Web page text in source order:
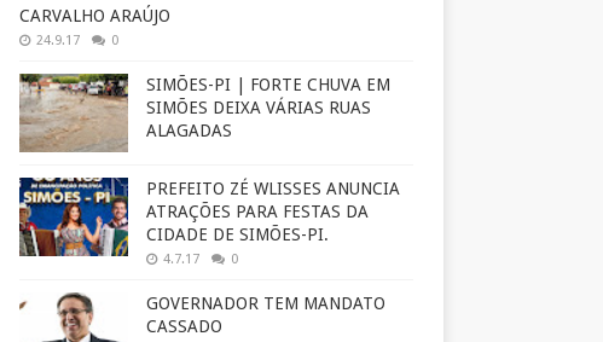
CARVALHO ARAÚJO
24.9.17 0
SIMÕES-PI | FORTE CHUVA EM
SIMÕES DEIXA VÁRIAS RUAS
ALAGADAS
PREFEITO ZÉ WLISSES ANUNCIA
ATRAÇÕES PARA FESTAS DA
CIDADE DE SIMÕES-PI.
4.7.17 0
GOVERNADOR TEM MANDATO
CASSADO